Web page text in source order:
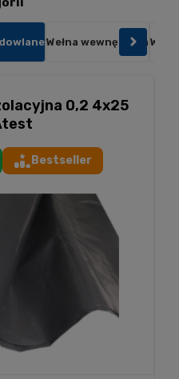
Wełna wewnętrzna
0,2 4x25
Bestseller